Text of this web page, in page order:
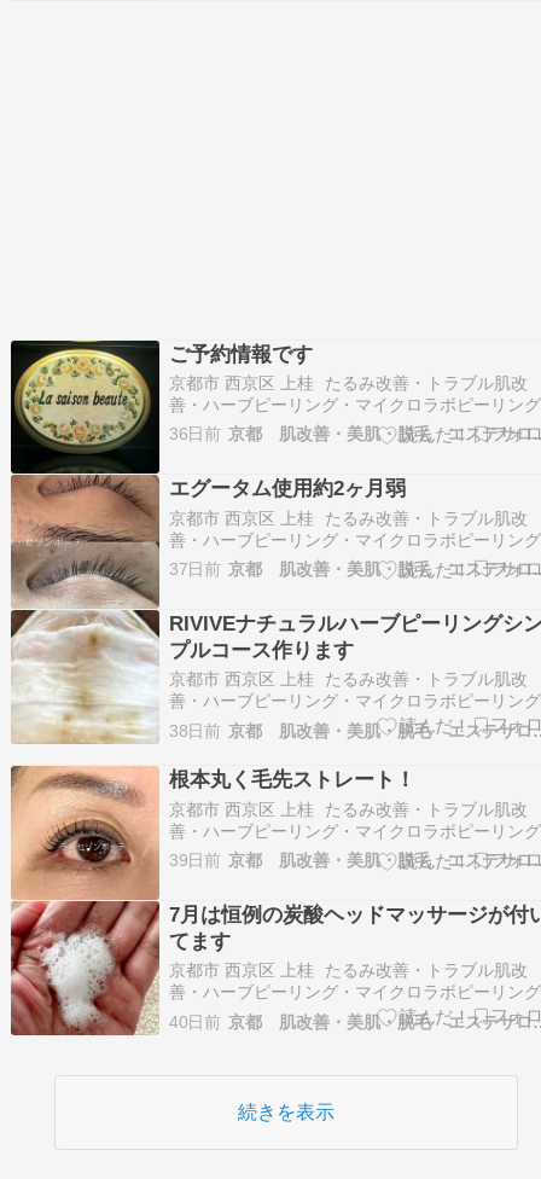
ご予約情報です
京都市 西京区 上桂 たるみ改善・トラブル肌改
善・ハーブピーリング・マイクロラボピーリン
ラミネーションピール・まつげパーマ・エステ
ン La saison beaute（ラ・セゾンボーテ）です
そうです。ご来店のお客様お足元…
36日前 京都 肌改善・美
エグータム使用約2ヶ月弱
京都市 西京区 上桂 たるみ改善・トラブル肌改
善・ハーブピーリング・マイクロラボピーリン
ラミネーションピール・まつげパーマ・エステ
ン La saison beaute（ラ・セゾンボーテ）です
ね！お昼くらいから降ってきそう…
37日前 京都 肌改善・美
RIVIVEナチュラルハーブピーリングシ
プルコース作ります
京都市 西京区 上桂 たるみ改善・トラブル肌改
善・ハーブピーリング・マイクロラボピーリン
ラミネーションピール・まつげパーマ・エステ
ン La saison beaute（ラ・セゾンボーテ）です
おはようございます。 今朝は良いお天気です
明日明後日は雨みたいです…
38日前 京都 肌改善・美
根本丸く毛先ストレート！
京都市 西京区 上桂 たるみ改善・トラブル肌改
善・ハーブピーリング・マイクロラボピーリン
ラミネーションピール・まつげパーマ・エステ
ン La saison beaute（ラ・セゾンボーテ）です
らいまで降りそうです！ 常連様…
39日前 京都 肌改善・美
7月は恒例の炭酸ヘッドマッサージが付
てます
京都市 西京区 上桂 たるみ改善・トラブル肌改
善・ハーブピーリング・マイクロラボピーリン
ラミネーションピール・まつげパーマ・エステ
ン La saison beaute（ラ・セゾンボーテ）です
明けはしてないので夕方から雨…
40日前 京都 肌改善・美
続きを表示